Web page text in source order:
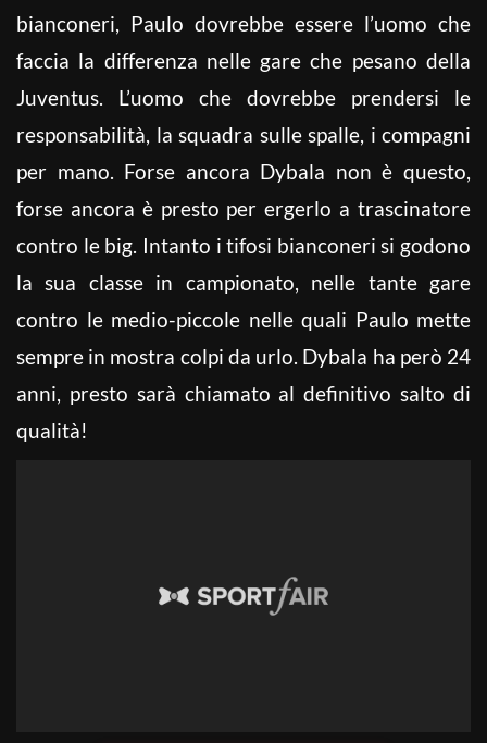
bianconeri, Paulo dovrebbe essere l’uomo che
faccia la differenza nelle gare che pesano della
Juventus. L’uomo che dovrebbe prendersi le
responsabilità, la squadra sulle spalle, i compagni
per mano. Forse ancora Dybala non è questo,
forse ancora è presto per ergerlo a trascinatore
contro le big. Intanto i tifosi bianconeri si godono
la sua classe in campionato, nelle tante gare
contro le medio-piccole nelle quali Paulo mette
sempre in mostra colpi da urlo. Dybala ha però 24
anni, presto sarà chiamato al definitivo salto di
qualità!